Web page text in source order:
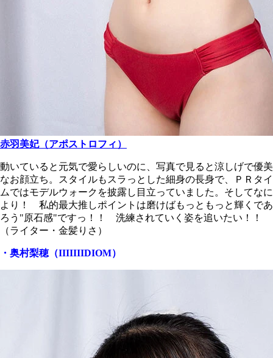
赤羽美妃（アポストロフィ）
動いていると元気で愛らしいのに、写真で見ると涼しげで優美
なお顔立ち。スタイルもスラっとした細身の長身で、ＰＲタイ
ムではモデルウォークを披露し目立っていました。そしてなに
より！ 私的最大推しポイントは磨けばもっともっと輝くであ
ろう"原石感"ですっ！！ 洗練されていく姿を追いたい！！
（ライター・金髪りさ）
・奥村梨穂（IIIIIIIDIOM）